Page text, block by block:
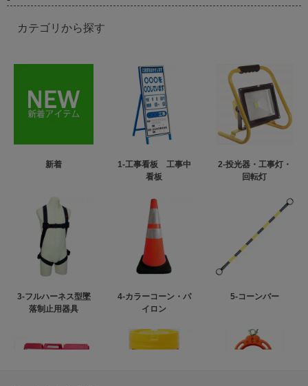
カテゴリから探す
新着
1-工事看板 工事中
看板
2-投光器・工事灯・
回転灯
3-フルハーネス型墜
落制止用器具
4-カラーコーン・パ
イロン
5-コーンバー